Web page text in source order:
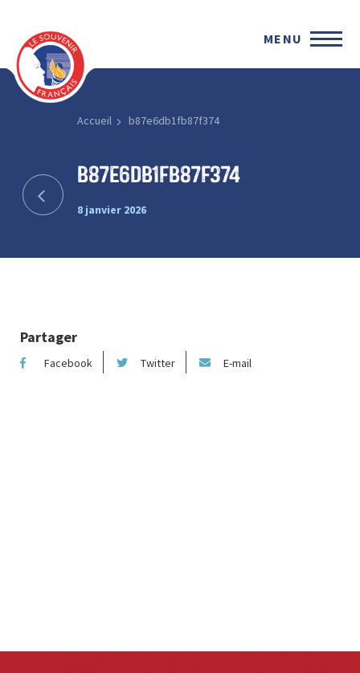
MENU
Accueil b87e6db1fb87f374
b87e6db1fb87f374
8 janvier 2026
Partager
Facebook Twitter E-mail